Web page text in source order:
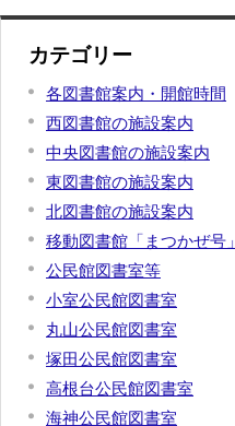
カテゴリー
各図書館案内・開館時間
西図書館の施設案内
中央図書館の施設案内
東図書館の施設案内
北図書館の施設案内
移動図書館「まつかぜ号」
公民館図書室等
小室公民館図書室
丸山公民館図書室
塚田公民館図書室
高根台公民館図書室
海神公民館図書室